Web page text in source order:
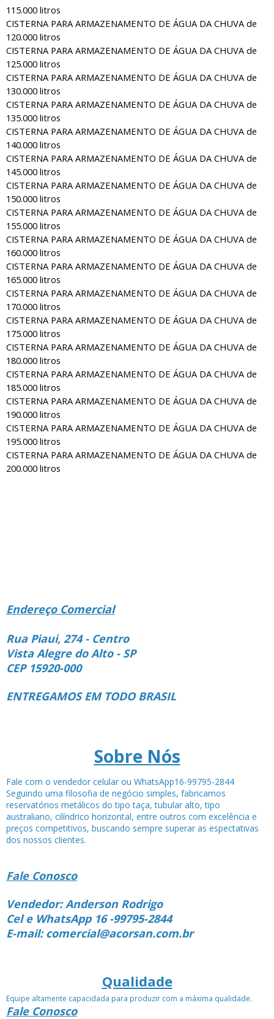
115.000 litros
CISTERNA PARA ARMAZENAMENTO DE ÁGUA DA CHUVA de
120.000 litros
CISTERNA PARA ARMAZENAMENTO DE ÁGUA DA CHUVA de
125.000 litros
CISTERNA PARA ARMAZENAMENTO DE ÁGUA DA CHUVA de
130.000 litros
CISTERNA PARA ARMAZENAMENTO DE ÁGUA DA CHUVA de
135.000 litros
CISTERNA PARA ARMAZENAMENTO DE ÁGUA DA CHUVA de
140.000 litros
CISTERNA PARA ARMAZENAMENTO DE ÁGUA DA CHUVA de
145.000 litros
CISTERNA PARA ARMAZENAMENTO DE ÁGUA DA CHUVA de
150.000 litros
CISTERNA PARA ARMAZENAMENTO DE ÁGUA DA CHUVA de
155.000 litros
CISTERNA PARA ARMAZENAMENTO DE ÁGUA DA CHUVA de
160.000 litros
CISTERNA PARA ARMAZENAMENTO DE ÁGUA DA CHUVA de
165.000 litros
CISTERNA PARA ARMAZENAMENTO DE ÁGUA DA CHUVA de
170.000 litros
CISTERNA PARA ARMAZENAMENTO DE ÁGUA DA CHUVA de
175.000 litros
CISTERNA PARA ARMAZENAMENTO DE ÁGUA DA CHUVA de
180.000 litros
CISTERNA PARA ARMAZENAMENTO DE ÁGUA DA CHUVA de
185.000 litros
CISTERNA PARA ARMAZENAMENTO DE ÁGUA DA CHUVA de
190.000 litros
CISTERNA PARA ARMAZENAMENTO DE ÁGUA DA CHUVA de
195.000 litros
CISTERNA PARA ARMAZENAMENTO DE ÁGUA DA CHUVA de
200.000 litros
Endereço Comercial
Rua Piaui, 274 - Centro
Vista Alegre do Alto - SP
CEP 15920-000
ENTREGAMOS EM TODO BRASIL
Sobre Nós
Fale com o vendedor celular ou WhatsApp16-99795-2844
Seguindo uma filosofia de negócio simples, fabricamos
reservatórios metálicos do tipo taça, tubular alto, tipo
australiano, cilíndrico horizontal, entre outros com excelência e
preços competitivos, buscando sempre superar as espectativas
dos nossos clientes.
Fale Conosco
Vendedor: Anderson Rodrigo
Cel e WhatsApp 16 -99795-2844
E-mail: comercial@acorsan.com.br
Qualidade
Equipe altamente capacidada para produzir com a máxima qualidade.
Fale Conosco